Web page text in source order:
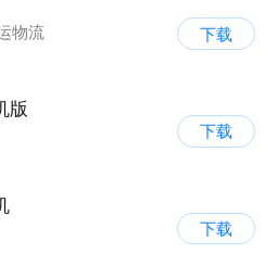
物流
下载
版
下载
下载